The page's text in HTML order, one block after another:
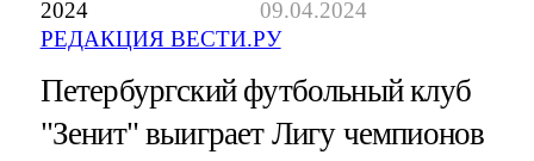
2024
09.04.2024
РЕДАКЦИЯ ВЕСТИ.РУ
Петербургский футбольный клуб
"Зенит" выиграет Лигу чемпионов